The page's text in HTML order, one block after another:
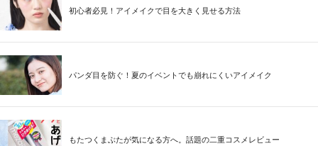
初心者必見！アイメイクで目を大きく見せる方法
パンダ目を防ぐ！夏のイベントでも崩れにくいアイメイク
もたつくまぶたが気になる方へ。話題の二重コスメレビュー